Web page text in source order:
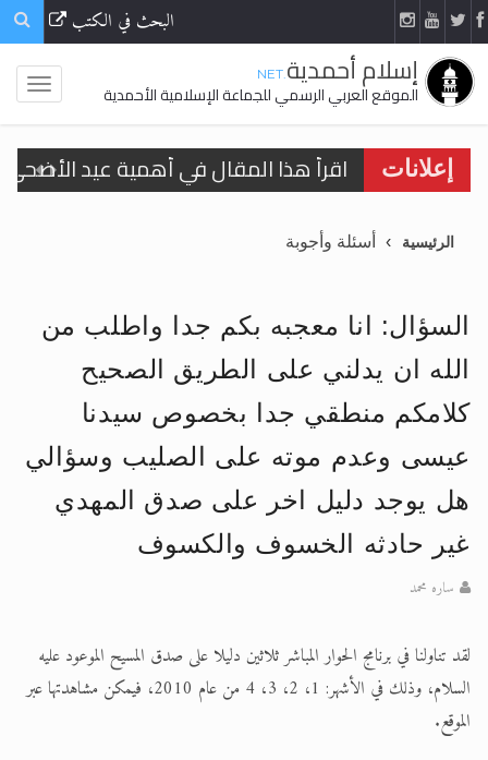
البحث في الكتب
إسلام أحمدية.NET
الموقع العربي الرسمي للجماعة الإسلامية الأحمدية
إعلانات
اقرأ هذا المقال في أهمية عيد
تعميم هامّ لأفراد الجماعة >> المزيد
تعميم هامّ لأفراد الجماعة >> المزيد
اقرأ هذا الكتاب وتعرّف على حقيقة
الحجّ.. دلالات، حِكم، وأهداف >> المزيد
الرئيسية أسئلة وأجوبة
السؤال: انا معجبه بكم جدا واطلب من
الله ان يدلني على الطريق الصحيح
كلامكم منطقي جدا بخصوص سيدنا
عيسى وعدم موته على الصليب وسؤالي
هل يوجد دليل اخر على صدق المهدي
غير حادثه الخسوف والكسوف
ساره محمد
لقد تناولنا في برنامج الحوار المباشر ثلاثين دليلا على صدق المسيح الموعود عليه
السلام، وذلك في الأشهر: 1، 2، 3، 4 من عام 2010، فيمكن مشاهدتها عبر
الموقع.